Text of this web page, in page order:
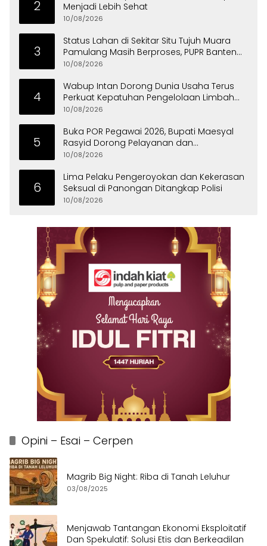
2
Menjadi Lebih Sehat
10/08/2026
3
Status Lahan di Sekitar Situ Tujuh Muara
Pamulang Masih Berproses, PUPR Banten
Minta Libatkan BPN
10/08/2026
4
Wabup Intan Dorong Dunia Usaha Terus
Perkuat Kepatuhan Pengelolaan Limbah
Domestik
10/08/2026
5
Buka POR Pegawai 2026, Bupati Maesyal
Rasyid Dorong Pelayanan dan
Kekompakan ASN
10/08/2026
6
Lima Pelaku Pengeroyokan dan Kekerasan
Seksual di Panongan Ditangkap Polisi
10/08/2026
Opini – Esai – Cerpen
Magrib Big Night: Riba di Tanah Leluhur
03/08/2025
Menjawab Tantangan Ekonomi Eksploitatif
Dan Spekulatif: Solusi Etis dan Berkeadilan